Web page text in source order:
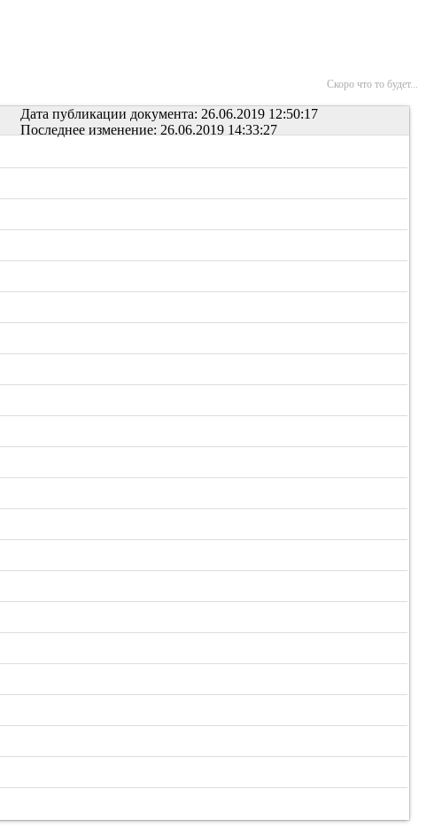
Скоро что то будет...
Дата публикации документа: 26.06.2019 12:50:17
Последнее изменение: 26.06.2019 14:33:27